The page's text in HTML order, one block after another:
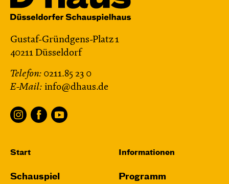
Gustaf-Gründgens-Platz 1
40211 Düsseldorf
Telefon: 0211.85 23 0
E-Mail: info@dhaus.de
Start
Schauspiel
Informationen
Programm